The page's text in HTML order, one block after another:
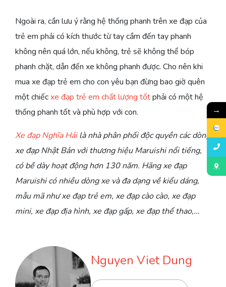
Ngoài ra, cần lưu ý rằng hệ thống phanh trên xe đạp của
trẻ em phải có kích thước từ tay cầm đến tay phanh
không nên quá lớn, nếu không, trẻ sẽ không thể bóp
phanh chặt, dẫn đến xe không phanh được. Cho nên khi
mua xe đạp trẻ em cho con yêu bạn đừng bao giờ quên
một chiếcxe đạp trẻ em chất lượng tốtphải có một hệ
thống phanh tốt và phù hợp với con.
Xe đạp Nghĩa Hảilà nhà phân phối độc quyền các dòng
xe đạp Nhật Bản với thương hiệu Maruishi nổi tiếng,
có bề dày hoạt động hơn 130 năm. Hãng xe đạp
Maruishi có nhiều dòng xe và đa dạng về kiểu dáng,
mẫu mã như xe đạp trẻ em, xe đạp cào cào, xe đạp
mini, xe đạp địa hình, xe đạp gấp, xe đạp thể thao,…
Nguyen Viet Dung
→